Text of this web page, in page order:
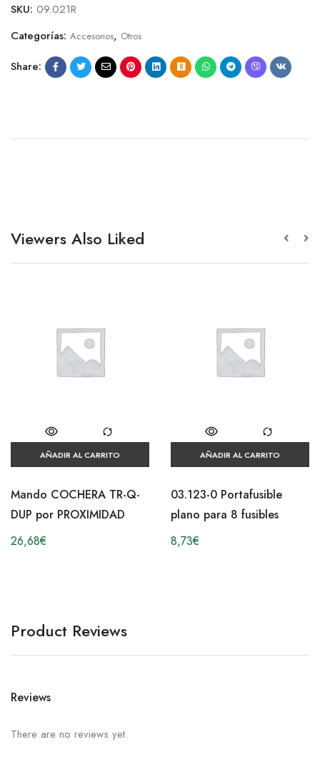
SKU: 09.021R
Categorías: Accesorios, Otros
Share:
Viewers Also Liked
AÑADIR AL CARRITO
Mando COCHERA TR-Q-
DUP por PROXIMIDAD
26,68€
AÑADIR AL CARRITO
03.123-0 Portafusible
plano para 8 fusibles
8,73€
Product Reviews
Reviews
There are no reviews yet.